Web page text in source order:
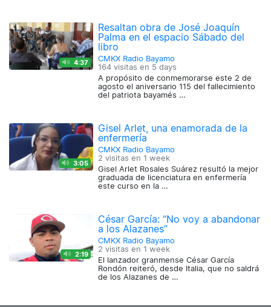
4:37
Resaltan obra de José Joaquín
Palma en el espacio Sábado del
libro
CMKX Radio Bayamo
164 visitas en 5 days
A propósito de conmemorarse este 2 de
agosto el aniversario 115 del fallecimiento
del patriota bayamés …
3:05
Gisel Arlet, una enamorada de la
enfermería
CMKX Radio Bayamo
2 visitas en 1 week
Gisel Arlet Rosales Suárez resultó la mejor
graduada de licenciatura en enfermería
este curso en la …
2:19
César García: “No voy a abandonar
a los Alazanes”
CMKX Radio Bayamo
2 visitas en 1 week
El lanzador granmense César García
Rondón reiteró, desde Italia, que no saldrá
de los Alazanes de …